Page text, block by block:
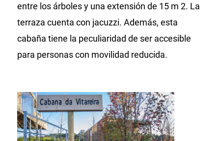
entre los árboles y una extensión de 15 m 2. La
terraza cuenta con jacuzzi. Además, esta
cabaña tiene la peculiaridad de ser accesible
para personas con movilidad reducida.